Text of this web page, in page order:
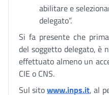
abilitare e
delegato”.
Si fa presente che
del soggetto delegato, è
effettuato almeno un
CIE o CNS.
Sul sitowww.inps.it, al